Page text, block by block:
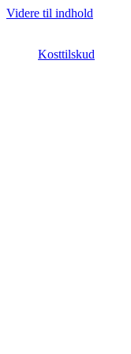
Videre til indhold
Kosttilskud